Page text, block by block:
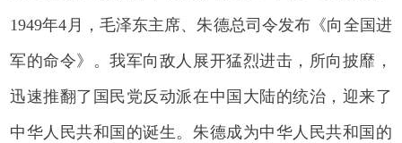
1949年4月，毛泽东主席、朱德总司令发布《向全国进
军的命令》。我军向敌人展开猛烈进击，所向披靡，
迅速推翻了国民党反动派在中国大陆的统治，迎来了
中华人民共和国的诞生。朱德成为中华人民共和国的